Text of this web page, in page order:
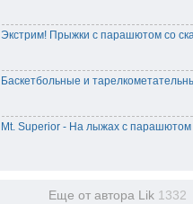
Экстрим! Прыжки с парашютом со
Баскетбольные и
Mt. Superior - На лыжах с парашютом
Еще от автора Lik 1332